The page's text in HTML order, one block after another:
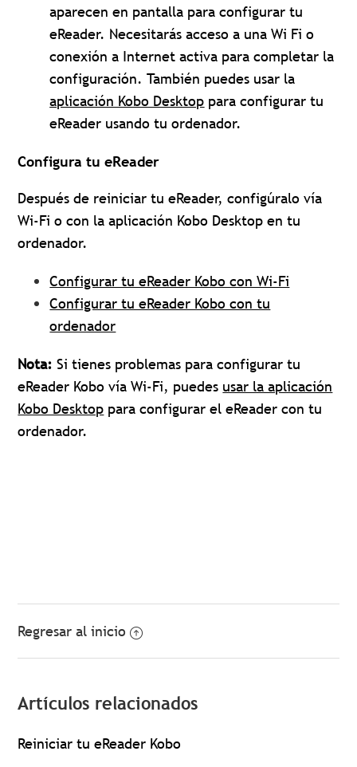
aparecen en pantalla para configurar tu
eReader. Necesitarás acceso a una Wi Fi o
conexión a Internet activa para completar la
configuración. También puedes usar la
aplicación Kobo Desktop para configurar tu
eReader usando tu ordenador.
Configura tu eReader
Después de reiniciar tu eReader, configúralo vía
Wi-Fi o con la aplicación Kobo Desktop en tu
ordenador.
Configurar tu eReader Kobo con Wi-Fi
Configurar tu eReader Kobo con tu
ordenador
Nota: Si tienes problemas para configurar tu
eReader Kobo vía Wi-Fi, puedes usar la aplicación
Kobo Desktop para configurar el eReader con tu
ordenador.
Regresar al inicio
Artículos relacionados
Reiniciar tu eReader Kobo